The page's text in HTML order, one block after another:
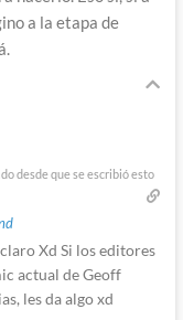
a la etapa de
desde que se escribió esto
Xd Si los editores
actual de Geoff
les da algo xd